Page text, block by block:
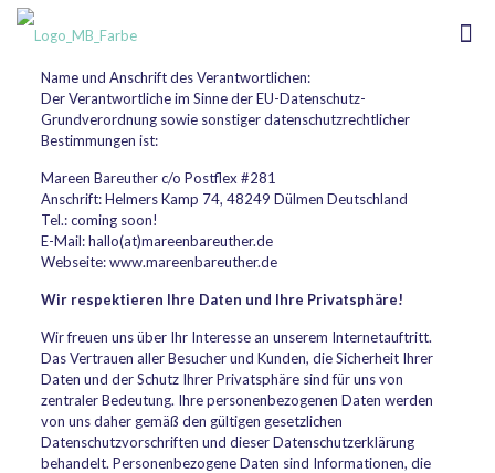
Name und Anschrift des Verantwortlichen:
Der Verantwortliche im Sinne der EU-Datenschutz-
Grundverordnung sowie sonstiger datenschutzrechtlicher
Bestimmungen ist:
Mareen Bareuther c/o Postflex #281
Anschrift: Helmers Kamp 74, 48249 Dülmen Deutschland
Tel.: coming soon!
E-Mail: hallo(at)mareenbareuther.de
Webseite: www.mareenbareuther.de
Wir respektieren Ihre Daten und Ihre Privatsphäre!
Wir freuen uns über Ihr Interesse an unserem Internetauftritt.
Das Vertrauen aller Besucher und Kunden, die Sicherheit Ihrer
Daten und der Schutz Ihrer Privatsphäre sind für uns von
zentraler Bedeutung. Ihre personenbezogenen Daten werden
von uns daher gemäß den gültigen gesetzlichen
Datenschutzvorschriften und dieser Datenschutzerklärung
behandelt. Personenbezogene Daten sind Informationen, die